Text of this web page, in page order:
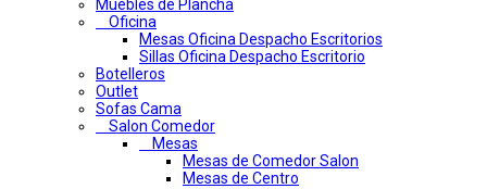
Muebles de Plancha
Oficina
Mesas Oficina Despacho Escritorios
Sillas Oficina Despacho Escritorio
Botelleros
Outlet
Sofas Cama
Salon Comedor
Mesas
Mesas de Comedor Salon
Mesas de Centro